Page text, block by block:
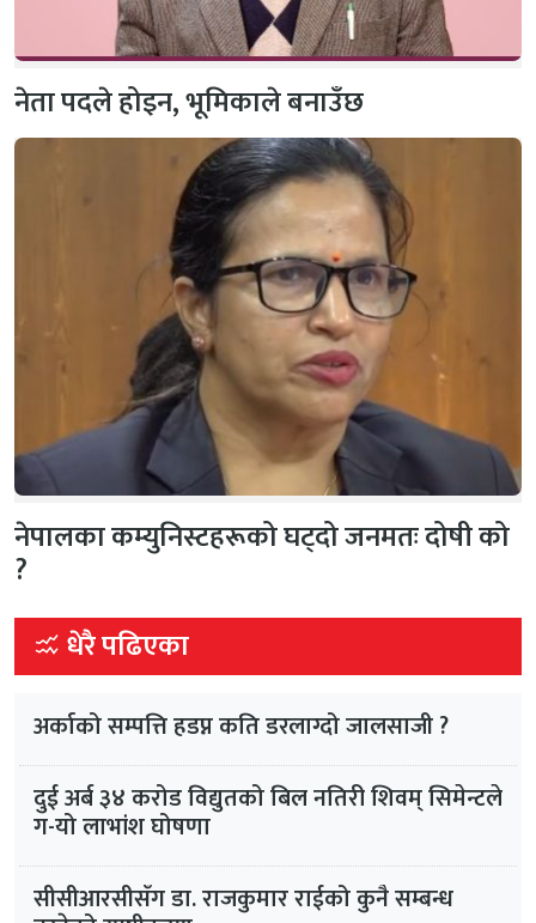
नेता पदले होइन, भूमिकाले बनाउँछ
नेपालका कम्युनिस्टहरूको घट्दो जनमतः दोषी को
?
धेरै पढिएका
अर्काको सम्पत्ति हडप्न कति डरलाग्दो जालसाजी ?
दुई अर्ब ३४ करोड विद्युतको बिल नतिरी शिवम् सिमेन्टले
ग-यो लाभांश घोषणा
सीसीआरसीसँग डा. राजकुमार राईको कुनै सम्बन्ध